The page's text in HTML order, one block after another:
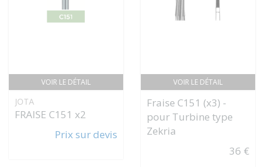
VOIR LE DÉTAIL
JOTA
FRAISE C151 x2
Prix sur devis
VOIR LE DÉTAIL
Fraise C151 (x3) -
pour Turbine type
Zekria
36 €